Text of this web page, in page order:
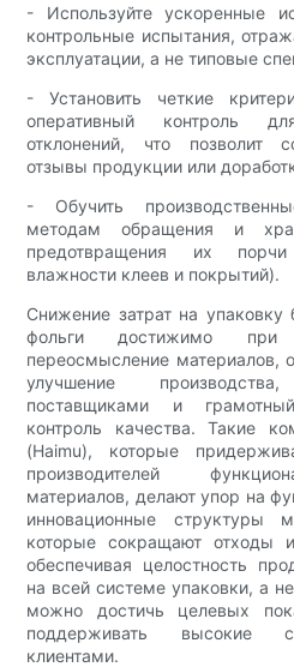
- Используйте ускоренные
контрольные испытания,
эксплуатации, а не типовые
- Установить четкие
оперативный контроль
отклонений, что позволит
отзывы продукции или
- Обучить
методам обращения и
предотвращения их
влажности клеев и покрытий).
Снижение затрат на
фольги достижимо при
переосмысление материалов,
улучшение
поставщиками и
контроль качества. Такие
(Haimu), которые
производителей
материалов, делают упор на
инновационные структуры
которые сокращают отходы
обеспечивая целостность
на всей системе упаковки, а
можно достичь целевых
поддерживать высокие
клиентами.